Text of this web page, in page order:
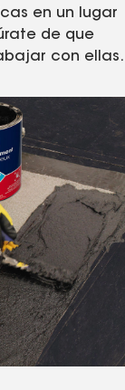
en un lugar
de que
con ellas.